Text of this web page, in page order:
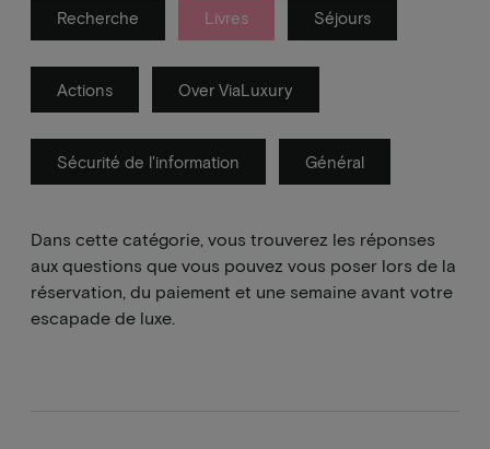
Recherche Livres Séjours
Actions Over ViaLuxury
Sécurité de l'information Général
Dans cette catégorie, vous trouverez les réponses
aux questions que vous pouvez vous poser lors de la
réservation, du paiement et une semaine avant votre
escapade de luxe.